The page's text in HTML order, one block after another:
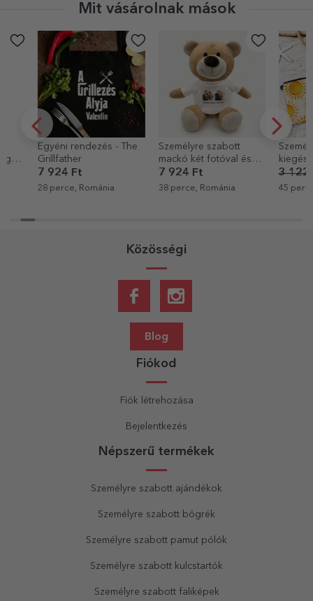
Mit vásárolnak mások
Egyéni rendezés - The
Grillfather
7 924 Ft
28 perce, Románia
Személyre szabott
mackó két fotóval és
szöveggel
7 924 Ft
38 perce, Románia
Személyre
kiegészítő
névvel -
3 122 Ft2
45 perce,
Közösségi
Blog
Fiókod
Fiók létrehozása
Bejelentkezés
Népszerű termékek
Személyre szabott ajándékok
Személyre szabott bögrék
Személyre szabott pamut pólók
Személyre szabott kulcstartók
Személyre szabott faliképek